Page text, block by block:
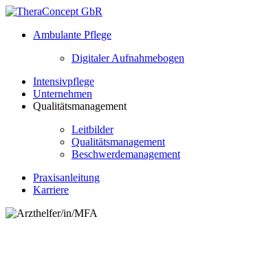
Ambulante Pflege
Digitaler Aufnahmebogen
Intensivpflege
Unternehmen
Qualitätsmanagement
Leitbilder
Qualitätsmanagement
Beschwerdemanagement
Praxisanleitung
Karriere